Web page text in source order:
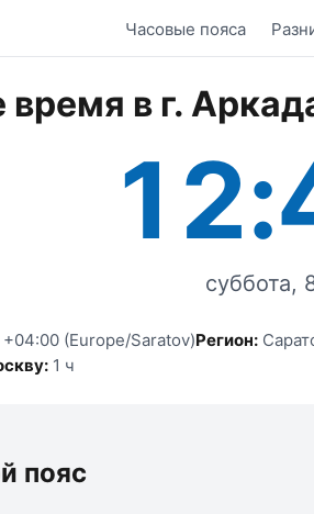
Часовые пояса
время в г.
суббота,
+04:00 (Europe/Saratov)Регион:
1 ч
пояс